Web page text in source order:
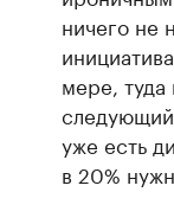
ничего не
мере, туда
уже есть
в 20%